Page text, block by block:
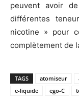
peuvent avoir
différentes
nicotine » pour
complètement de
TAGS atomiseur
e-liquide
ego-C